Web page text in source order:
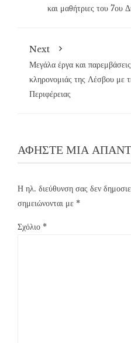
και μαθήτριες του 7ου
Next
Μεγάλα έργα και
κληρονομιάς της Λέσβου με
Περιφέρειας
ΑΦΉΣΤΕ ΜΙΑ
Η ηλ. διεύθυνση σας δεν
σημειώνονται με *
Σχόλιο *